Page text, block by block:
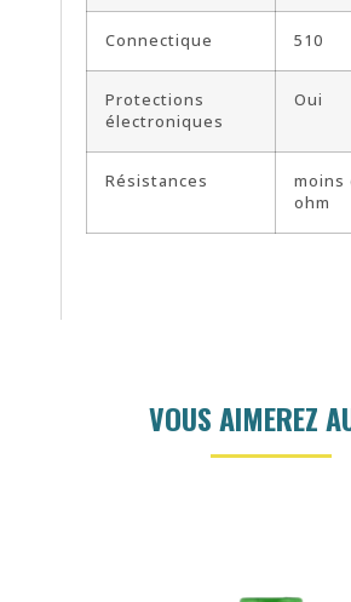
Connectique 510
Protections
électroniques
Oui
Résistances
moins
ohm
VOUS AIMEREZ